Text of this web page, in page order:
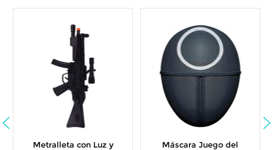
Metralleta con Luz y
Máscara Juego del